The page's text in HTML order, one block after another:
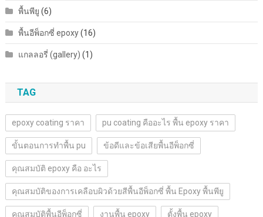
พื้นพียู (6)
พื้นอีพ็อกซี่ epoxy(16)
แกลลอรี่ (gallery) (1)
TAG
epoxy coating ราคา pu coating คืออะไร พื้น epoxy ราคา
ขั้นตอนการทำพื้น pu ข้อดีและข้อเสียพื้นอีพ็อกซี่
คุณสมบัติ epoxy คือ อะไร
คุณสมบัติของการเคลือบผิวด้วยสีพื้นอีพ็อกซี่ พื้น Epoxy พื้นพียู
คุณสมบัติพื้นอีพ็อกซี่ งานพื้น epoxy ตั้งพื้น epoxy